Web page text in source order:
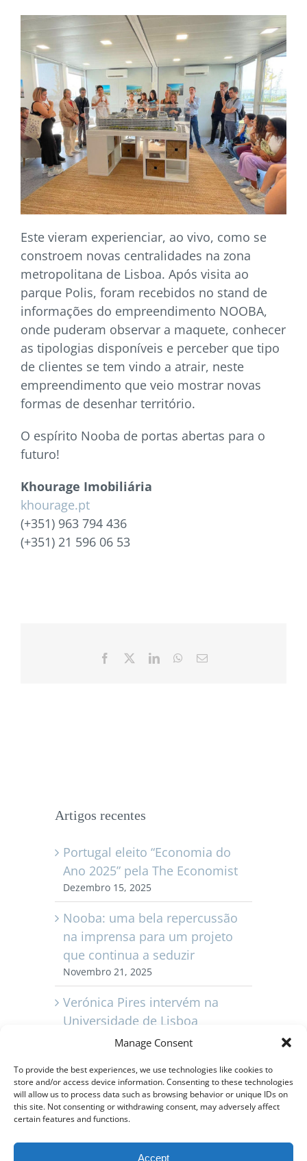
Manage Consent
To provide the best experiences, we use technologies like cookies to
store and/or access device information. Consenting to these technologies
will allow us to process data such as browsing behavior or unique IDs on
this site. Not consenting or withdrawing consent, may adversely affect
certain features and functions.
Accept
Este vieram experienciar, ao vivo, como se
constroem novas centralidades na zona
metropolitana de Lisboa. Após visita ao
parque Polis, foram recebidos no stand de
informações do empreendimento NOOBA,
onde puderam observar a maquete, conhecer
as tipologias disponíveis e perceber que tipo
de clientes se tem vindo a atrair, neste
empreendimento que veio mostrar novas
formas de desenhar território.
O espírito Nooba de portas abertas para o
futuro!
Khourage Imobiliária
khourage.pt
(+351) 963 794 436
(+351) 21 596 06 53
Facebook LinkedInWhatsApp
Email
Artigos recentes
Portugal eleito “Economia do
Ano 2025” pela The Economist
Dezembro 15, 2025
Nooba: uma bela repercussão
na imprensa para um projeto
que continua a seduzir
Novembro 21, 2025
Verónica Pires intervém na
Universidade de Lisboa
Novembro 11, 2025
Capvest Portugal comemora 10
anos
Novembro 3, 2025
do Nooba Vista no Barreiro,